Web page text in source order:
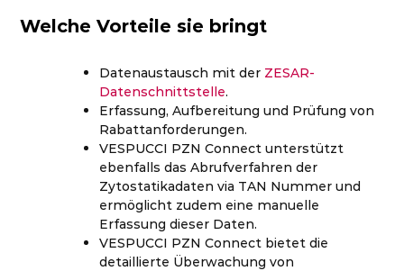
Welche Vorteile sie bringt
Datenaustausch mit der ZESAR-
Datenschnittstelle.
Erfassung, Aufbereitung und Prüfung von
Rabattanforderungen.
VESPUCCI PZN Connect unterstützt
ebenfalls das Abrufverfahren der
Zytostatikadaten via TAN Nummer und
ermöglicht zudem eine manuelle
Erfassung dieser Daten.
VESPUCCI PZN Connect bietet die
detaillierte Überwachung von